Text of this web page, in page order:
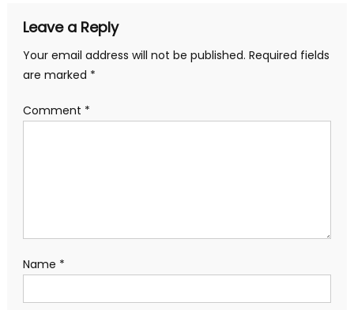
Leave a Reply
Your email address will not be published. Required fields
are marked *
Comment *
Name *